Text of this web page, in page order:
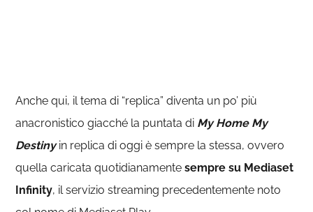
Anche qui, il tema di “replica” diventa un po’ più
anacronistico giacché la puntata di My Home My
Destinyin replica di oggi è sempre la stessa, ovvero
quella caricata quotidianamentesempre su Mediaset
Infinity, il servizio streaming precedentemente noto